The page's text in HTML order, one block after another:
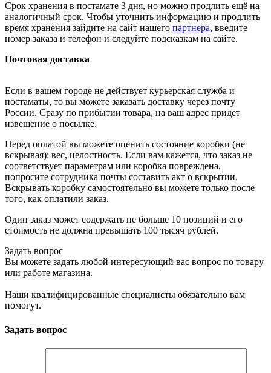
Срок хранения в постамате 3 дня, но можно продлить ещё на
аналогичный срок. Чтобы уточнить информацию и продлить
время хранения зайдите на сайт нашего партнера, введите
номер заказа и телефон и следуйте подсказкам на сайте.
Почтовая доставка
Если в вашем городе не действует курьерская служба и
постаматы, то вы можете заказать доставку через почту
России. Сразу по прибытии товара, на ваш адрес придет
извещение о посылке.
Перед оплатой вы можете оценить состояние коробки (не
вскрывая): вес, целостность. Если вам кажется, что заказ не
соответствует параметрам или коробка повреждена,
попросите сотрудника почты составить акт о вскрытии.
Вскрывать коробку самостоятельно вы можете только после
того, как оплатили заказ.
Один заказ может содержать не больше 10 позиций и его
стоимость не должна превышать 100 тысяч рублей.
Задать вопрос
Вы можете задать любой интересующий вас вопрос по товару
или работе магазина.
Наши квалифицированные специалисты обязательно вам
помогут.
Задать вопрос